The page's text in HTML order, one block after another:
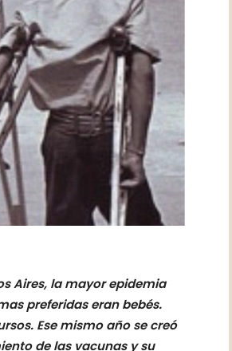
Aires, la mayor epidemia
preferidas eran bebés.
Ese mismo año se creó
de las vacunas y su